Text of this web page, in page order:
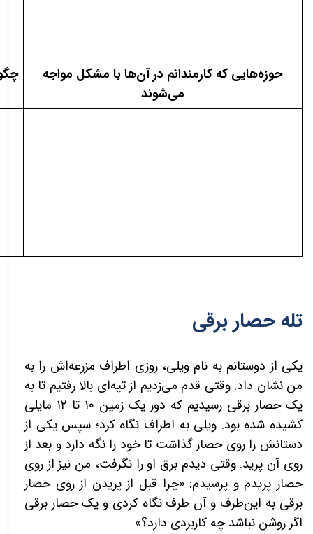
حوزه‌هایی که کارمندانم در آن‌ها با مشکل مواجه
می‌شوند
تله حصار برقی
یکی از دوستانم به نام ویلی، روزی اطراف مزرعه‌اش را به
من نشان داد. وقتی قدم می‌زدیم از تپه‌ای بالا رفتیم تا به
یک حصار برقی رسیدیم که دور یک زمین ۱۰ تا ۱۲ مایلی
کشیده شده بود. ویلی به اطراف نگاه کرد؛ سپس یکی از
دستانش را روی حصار گذاشت تا خود را نگه دارد و بعد از
روی آن پرید. وقتی دیدم برق او را نگرفت، من نیز از روی
حصار پریدم و پرسیدم: «چرا قبل از پریدن از روی حصار
برقی به این‌طرف و آن طرف نگاه کردی و یک حصار برقی
اگر روشن نباشد چه کاربردی دارد؟»